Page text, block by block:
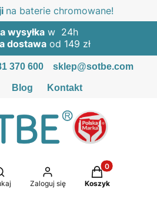
na baterie chromowane!
wysyłka w 24h
dostawa od 149 zł
370 600 sklep@sotbe.com
Blog Kontakt
wyszukiwarkę
Zaloguj się
Produkty w
Koszyk